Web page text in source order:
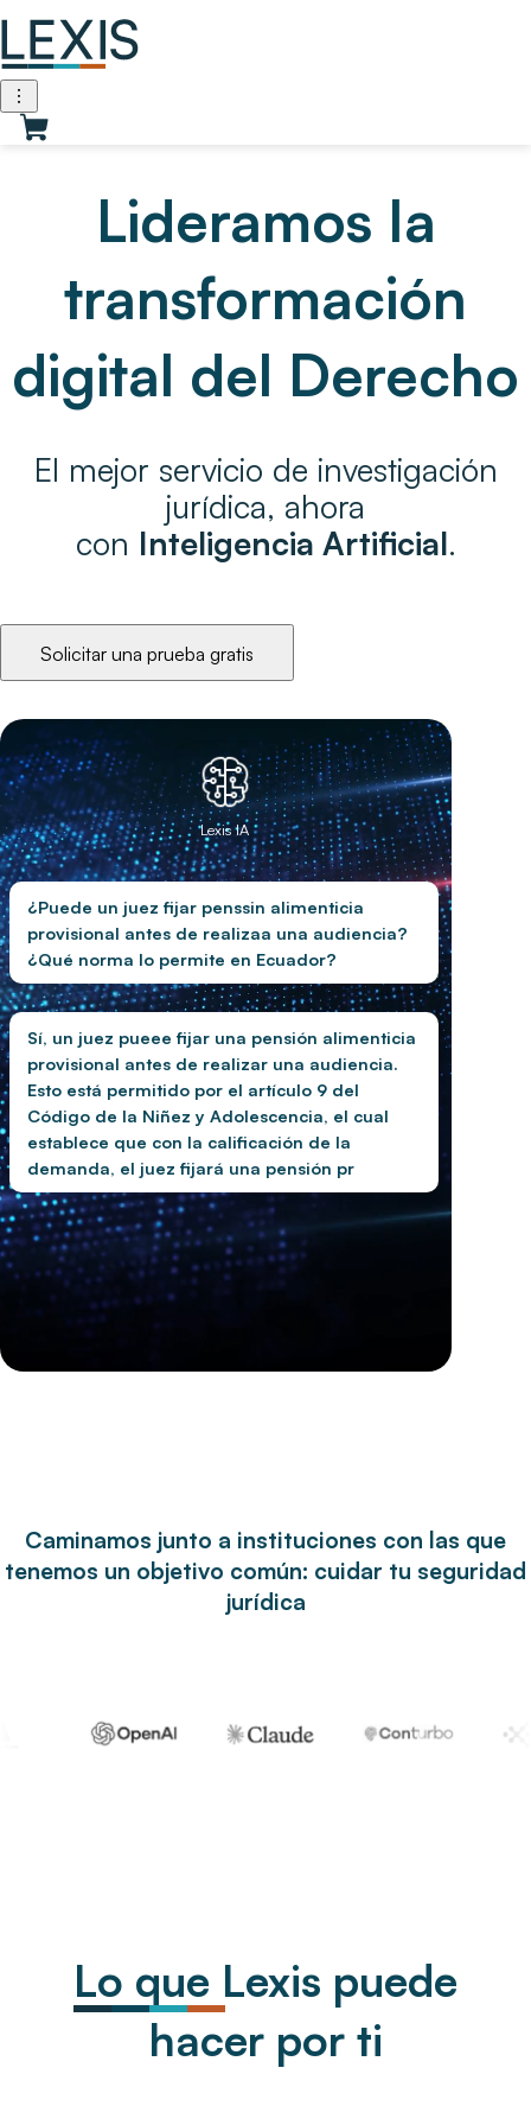
Lideramos Ia
transformación
digital del Derecho
EI mejor servicio de investigación
jurídica, ahora
con Inteligencia Artificial.
Solicitar una prueba gratis
Lexis IA
¿Puede un juez fijar penssin alimenticia
provisional antes de realizaa una audiencia?
¿Qué norma lo permite en Ecuador?
Sí, un juez pueee fijar una pensión alimenticia
provisional antes de realizar una audiencia.
Esto está permitido por el artículo 9 del
Código de la Niñez y Adolescencia, el cual
establece que con la calificación de la
demanda, el juez fijará una pensión
provisional de acuerdo a la Tabla de Pensio
Caminamos junto a instituciones con las que
tenemos un objetivo común: cuidar tu seguridad
jurídica
Lo que Lexis puede
hacer por ti